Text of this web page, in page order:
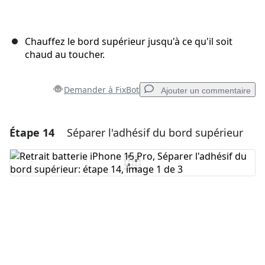
Chauffez le bord supérieur jusqu'à ce qu'il soit
chaud au toucher.
Demander à FixBot Ajouter un commentaire
Ajouter un commentaire
Ajouter un commentaire
Étape 14 Séparer l'adhésif du bord supérieur